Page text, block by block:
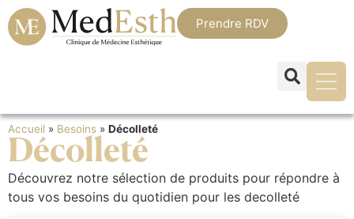
Prendre RDV
Accueil » Besoins » Décolleté
Décolleté
Découvrez notre sélection de produits pour répondre à
tous vos besoins du quotidien pour les decolleté